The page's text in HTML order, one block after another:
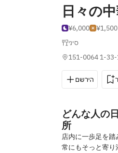
日々の
¥6,000
¥1,500
סיני
151-0064 1-33-
הירשם
どんな人の
所
店内に一歩足を
常にもそっと寄